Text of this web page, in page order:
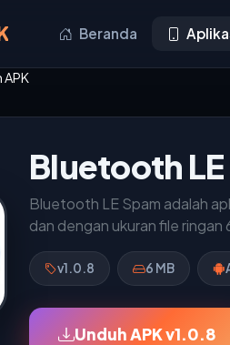
Beranda
Bluetooth
Bluetooth LE Spam adalah
dan dengan ukuran file ringan
v1.0.8 6 MB
Unduh APK v1.0.8